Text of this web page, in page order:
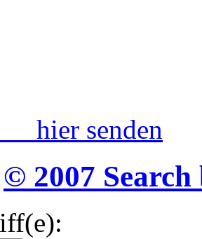
senden
© 2007 Search